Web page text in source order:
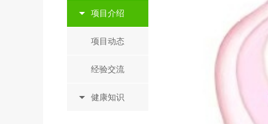
项目介绍
项目动态
经验交流
健康知识